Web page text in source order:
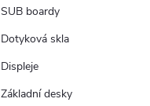
SUB boardy
Dotyková skla
Displeje
Základní desky